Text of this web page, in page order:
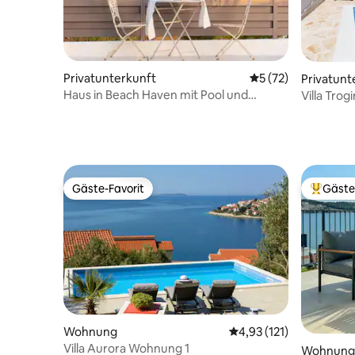
Privatunterkunft Durchschnittliche
5 (72)
Haus in Beach Haven mit Pool und
Villa
Gäste-Favorit
Gäste-Favorit
Wohnung Durchschnittliche
4,93 (121)
Villa Aurora Wohnung 1
Wohnung